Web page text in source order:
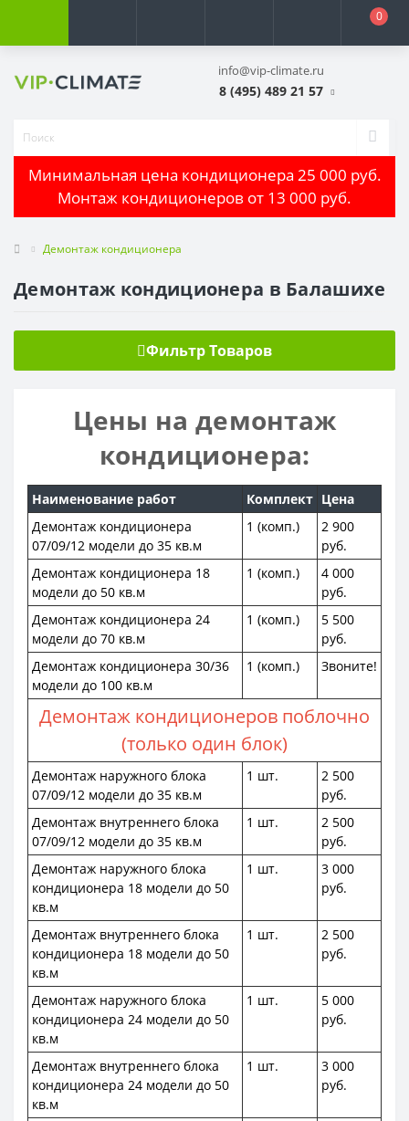
0
info@vip-climate.ru
8 (495) 489 21 57
Минимальная цена кондиционера 25 000 руб.
Монтаж кондиционеров от 13 000 руб.
Демонтаж кондиционера
Демонтаж кондиционера в Балашихе
Фильтр Товаров
Цены на демонтаж
кондиционера:
Наименование работ Комплект Цена
Демонтаж кондиционера
07/09/12 модели до 35 кв.м
1 (комп.)
2 900
руб.
Демонтаж кондиционера 18
модели до 50 кв.м
1 (комп.)
4 000
руб.
Демонтаж кондиционера 24
модели до 70 кв.м
1 (комп.)
5 500
руб.
Демонтаж кондиционера 30/36
модели до 100 кв.м
1 (комп.) Звоните!
Демонтаж кондиционеров поблочно
(только один блок)
Демонтаж наружного блока
07/09/12 модели до 35 кв.м
1 шт.
2 500
руб.
Демонтаж внутреннего блока
07/09/12 модели до 35 кв.м
1 шт.
2 500
руб.
Демонтаж наружного блока
кондиционера 18 модели до 50
кв.м
1 шт.
3 000
руб.
Демонтаж внутреннего блока
кондиционера 18 модели до 50
кв.м
1 шт.
2 500
руб.
Демонтаж наружного блока
кондиционера 24 модели до 50
кв.м
1 шт.
5 000
руб.
Демонтаж внутреннего блока
кондиционера 24 модели до 50
кв.м
1 шт.
3 000
руб.